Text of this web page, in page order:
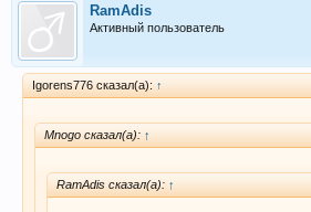
RamAdis
Активный пользователь
Igorens776 сказал(а): ↑
Mnogo сказал(а): ↑
RamAdis сказал(а): ↑